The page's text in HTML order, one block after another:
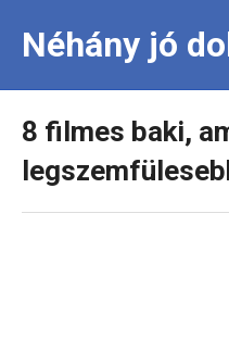
Néhány jó
8 filmes baki,